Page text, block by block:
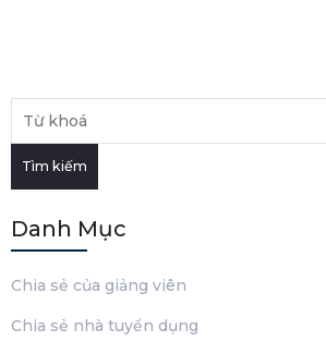
Tìm kiếm
Danh Mục
Chia sẻ của giảng viên
Chia sẻ nhà tuyển dụng